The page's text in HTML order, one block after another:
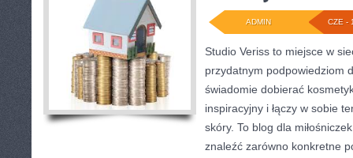
CZE -
ADMIN
Studio Veriss to miejsce w
przydatnym podpowiedziom
świadomie dobierać
inspiracyjny i łączy w sobie
skóry. To blog dla
znaleźć zarówno konkretne